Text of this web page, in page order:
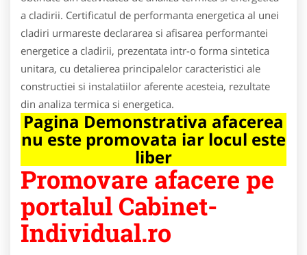
a cladirii. Certificatul de performanta energetica al unei
cladiri urmareste declararea si afisarea performantei
energetice a cladirii, prezentata intr-o forma sintetica
unitara, cu detalierea principalelor caracteristici ale
constructiei si instalatiilor aferente acesteia, rezultate
din analiza termica si energetica.
Pagina Demonstrativa afacerea
nu este promovata iar locul este
liber
Promovare afacere pe
portalul Cabinet-
Individual.ro